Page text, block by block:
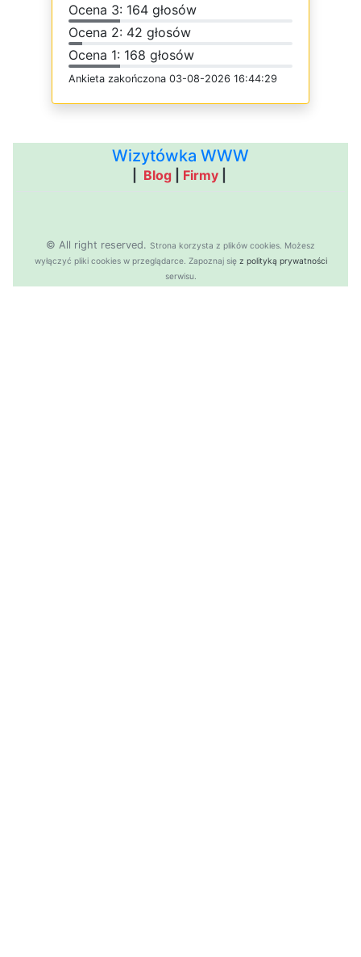
Ocena 3: 164 głosów
Ocena 2: 42 głosów
Ocena 1: 168 głosów
Ankieta zakończona 03-08-2026 16:44:29
Wizytówka WWW
Blog Firmy
© All right reserved. Strona korzysta z plików cookies. Możesz
wyłączyć pliki cookies w przeglądarce. Zapoznaj się z polityką prywatności
serwisu.